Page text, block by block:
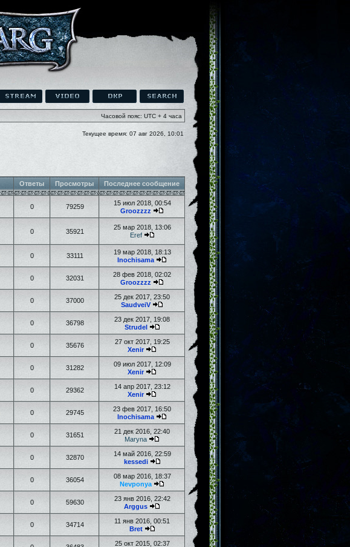
Часовой пояс: UTC + 4 часа
Текущее время: 07 авг 2026, 10:01
Ответы Просмотры Последнее сообщение
0 79259
15 июл 2018, 00:54
Groozzzz
0 35921
25 мар 2018, 13:06
Eref
0 33111
19 мар 2018, 18:13
Inochisama
0 32031
28 фев 2018, 02:02
Groozzzz
0 37000
25 дек 2017, 23:50
SaudveiV
0 36798
23 дек 2017, 19:08
Strudel
0 35676
27 окт 2017, 19:25
Xenir
0 31282
09 июл 2017, 12:09
Xenir
0 29362
14 апр 2017, 23:12
Xenir
0 29745
23 фев 2017, 16:50
Inochisama
0 31651
21 дек 2016, 22:40
Maryna
0 32870
14 май 2016, 22:59
kessedi
0 36054
08 мар 2016, 18:37
Nevponya
0 59630
23 янв 2016, 22:42
Arggus
0 34714
11 янв 2016, 00:51
Bret
25 окт 2015, 02:37